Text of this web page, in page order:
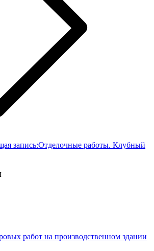
запись:Отделочные работы. Клубный
работ на производственном здании